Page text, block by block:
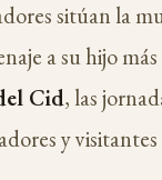
sitúan la
a su hijo
Cid, las
y